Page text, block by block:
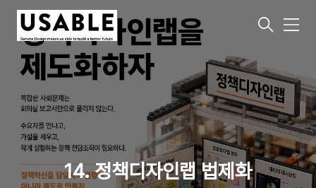
메
14. 정책디자인랩 법제화